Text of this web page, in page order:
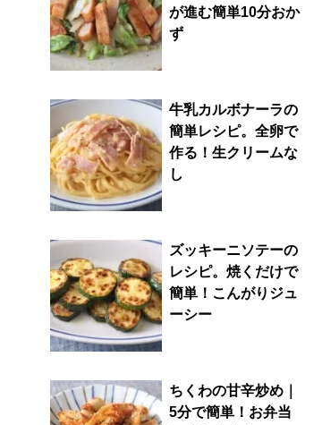
が進む簡単10分おか
ず
牛乳カルボナーラの
簡単レシピ。全卵で
作る！生クリームな
し
ズッキーニソテーの
レシピ。焼くだけで
簡単！こんがりジュ
ーシー
ちくわの甘辛炒め｜
5分で簡単！お弁当